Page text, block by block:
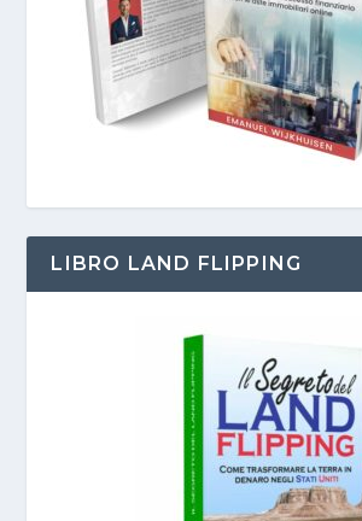
LIBRO LAND FLIPPING